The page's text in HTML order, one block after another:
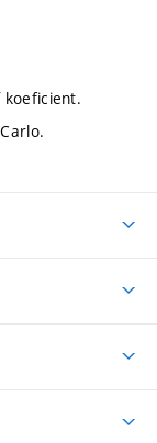
koeficient.